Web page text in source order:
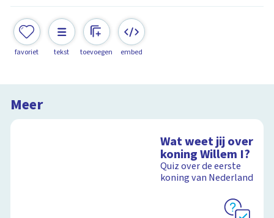
favoriet tekst toevoegen embed
Meer
Wat weet jij over
koning Willem I?
Quiz over de eerste
koning van Nederland